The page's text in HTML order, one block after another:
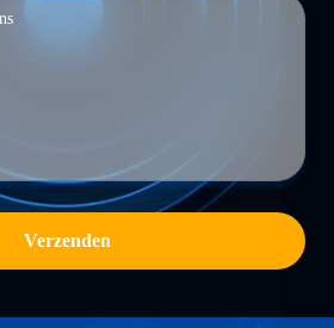
Verzenden